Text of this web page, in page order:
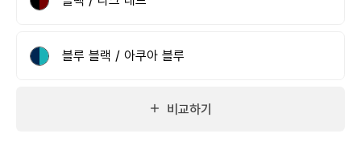
블루 블랙 / 아쿠아 블루
비교하기